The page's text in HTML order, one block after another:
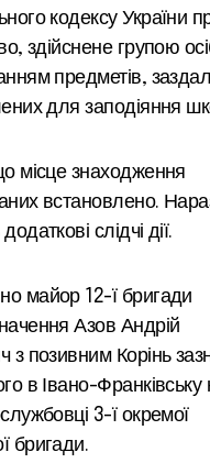
кодексу України
здійснене групою
предметів,
для заподіяння
місце знаходження
встановлено.
слідчі дії.
майор 12-ї бригади
Азов Андрій
з позивним Корінь
в Івано-Франківську
3-ї окремої
бригади.